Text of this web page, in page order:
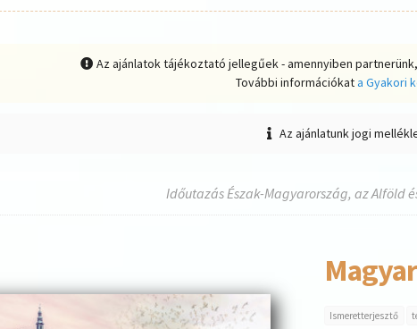
Az ajánlatok tájékoztató jellegűek - amennyiben
További információkata Gyakori
Az ajánlatunk jogi
Időutazás Észak-Magyarország, az Alföld
Ismeretterjesztő